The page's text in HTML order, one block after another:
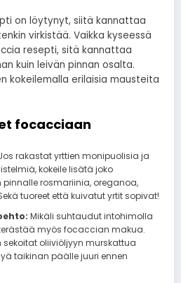
on löytynyt, siitä kannattaa
virkistää. Vaikka kyseessä
resepti, sitä kannattaa
kuin leivän pinnan osalta.
kokeilemalla erilaisia mausteita
focacciaan
rakastat yrttien monipuolisia ja
kokeile lisätä joko
rosmariinia, oreganoa,
tuoreet että kuivatut yrtit sopivat!
Mikäli suhtaudut intohimolla
myös focaccian makua.
sekoitat oliiviöljyyn murskattua
taikinan päälle juuri ennen